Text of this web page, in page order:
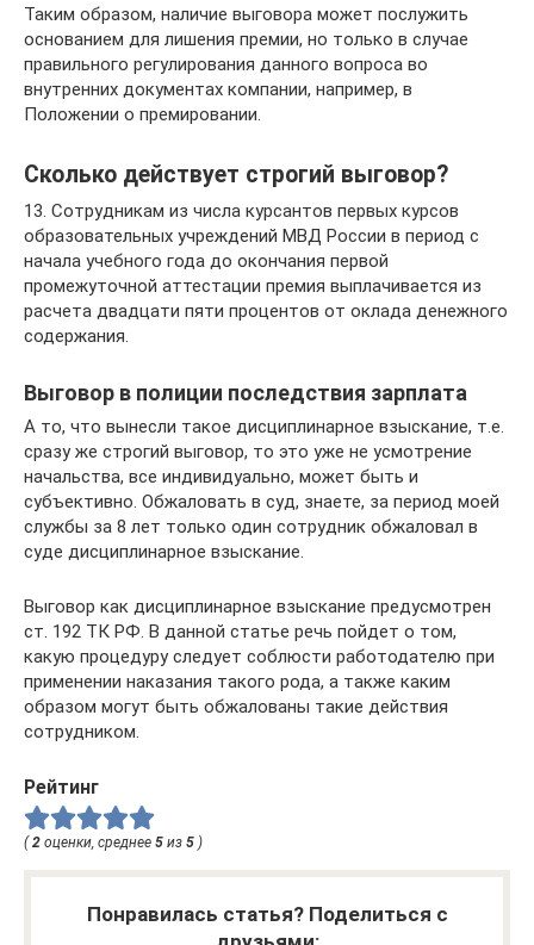
Таким образом, наличие выговора может послужить
основанием для лишения премии, но только в случае
правильного регулирования данного вопроса во
внутренних документах компании, например, в
Положении о премировании.
Сколько действует строгий выговор?
13. Сотрудникам из числа курсантов первых курсов
образовательных учреждений МВД России в период с
начала учебного года до окончания первой
промежуточной аттестации премия выплачивается из
расчета двадцати пяти процентов от оклада денежного
содержания.
Выговор в полиции последствия зарплата
А то, что вынесли такое дисциплинарное взыскание, т.е.
сразу же строгий выговор, то это уже не усмотрение
начальства, все индивидуально, может быть и
субъективно. Обжаловать в суд, знаете, за период моей
службы за 8 лет только один сотрудник обжаловал в
суде дисциплинарное взыскание.
Выговор как дисциплинарное взыскание предусмотрен
ст. 192 ТК РФ. В данной статье речь пойдет о том,
какую процедуру следует соблюсти работодателю при
применении наказания такого рода, а также каким
образом могут быть обжалованы такие действия
сотрудником.
Рейтинг
( 2 оценки, среднее 5 из 5 )
Понравилась статья? Поделиться с